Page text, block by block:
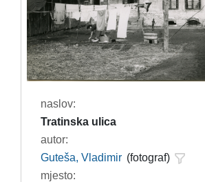
naslov:
Tratinska ulica
autor:
Guteša, Vladimir (fotograf)
mjesto: